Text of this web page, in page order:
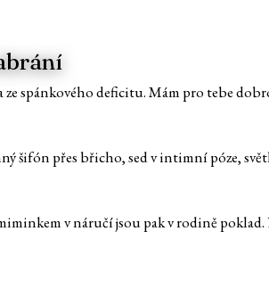
spánkového deficitu. Mám pro tebe
šifón přes břicho, sed v intimní póze,
v náručí jsou pak v rodině